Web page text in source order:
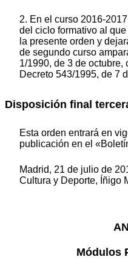
2. En el curso 2016-
del ciclo formativo al
la presente orden y
de segundo curso
1/1990, de 3 de octubre,
Decreto 543/1995, de 7
Disposición final
Esta orden entrará en
publicación en el
Madrid, 21 de julio de
Cultura y Deporte, Íñigo
Módulos